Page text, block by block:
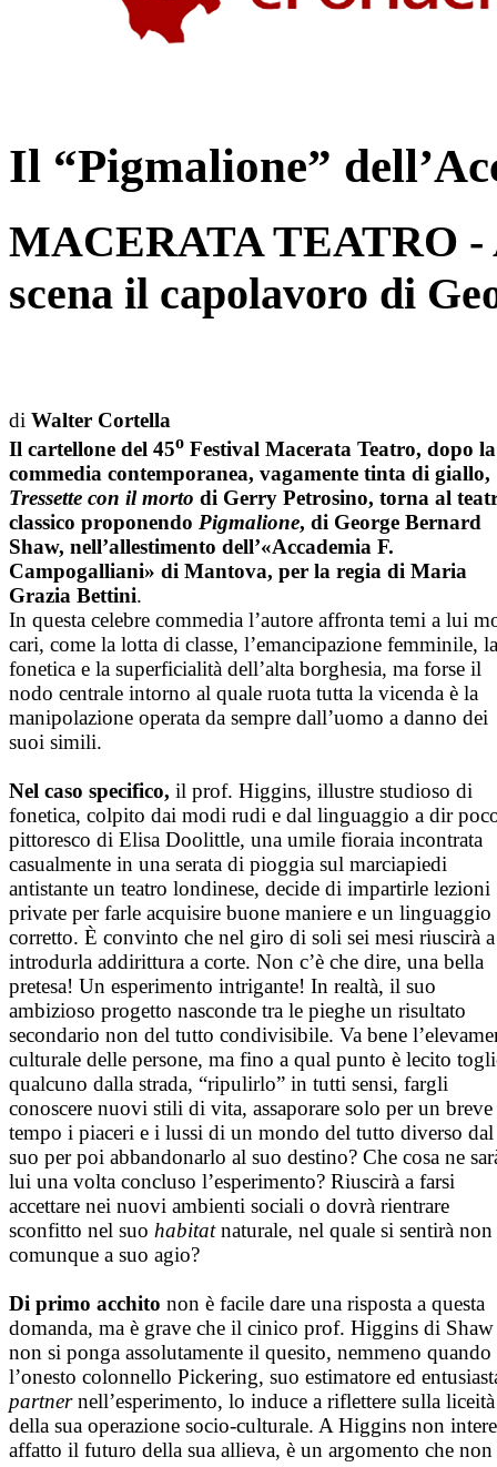
Il “Pigmalione”
MACERATA TEATRO -
scena il capolavoro di
di Walter Cortella
Il cartellone del 45o Festival Macerata Teatro, dopo la
commedia contemporanea, vagamente tinta di giallo,
Tressette con il morto di Gerry Petrosino, torna al
classico proponendo Pigmalione, di George Bernard
Shaw, nell’allestimento dell’«Accademia F.
Campogalliani» di Mantova, per la regia di Maria
Grazia Bettini.
In questa celebre commedia l’autore affronta temi a lui
cari, come la lotta di classe, l’emancipazione femminile, la
fonetica e la superficialità dell’alta borghesia, ma forse il
nodo centrale intorno al quale ruota tutta la vicenda è la
manipolazione operata da sempre dall’uomo a danno dei
suoi simili.
Nel caso specifico, il prof. Higgins, illustre studioso di
fonetica, colpito dai modi rudi e dal linguaggio a dir
pittoresco di Elisa Doolittle, una umile fioraia incontrata
casualmente in una serata di pioggia sul marciapiedi
antistante un teatro londinese, decide di impartirle lezioni
private per farle acquisire buone maniere e un
corretto. È convinto che nel giro di soli sei mesi riuscirà a
introdurla addirittura a corte. Non c’è che dire, una bella
pretesa! Un esperimento intrigante! In realtà, il suo
ambizioso progetto nasconde tra le pieghe un risultato
secondario non del tutto condivisibile. Va bene
culturale delle persone, ma fino a qual punto è lecito
qualcuno dalla strada, “ripulirlo” in tutti sensi, fargli
conoscere nuovi stili di vita, assaporare solo per un breve
tempo i piaceri e i lussi di un mondo del tutto diverso dal
suo per poi abbandonarlo al suo destino? Che cosa ne
lui una volta concluso l’esperimento? Riuscirà a farsi
accettare nei nuovi ambienti sociali o dovrà rientrare
sconfitto nel suo habitatnaturale, nel quale si sentirà
comunque a suo agio?
Di primo acchito non è facile dare una risposta a questa
domanda, ma è grave che il cinico prof. Higgins di Shaw
non si ponga assolutamente il quesito, nemmeno quando
l’onesto colonnello Pickering, suo estimatore ed
partnernell’esperimento, lo induce a riflettere sulla liceità
della sua operazione socio-culturale. A Higgins non
affatto il futuro della sua allieva, è un argomento che